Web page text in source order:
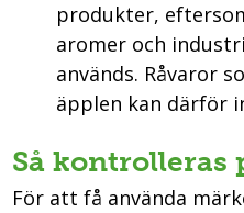
produkter,
aromer och
används. Råvaror
äpplen kan därför
Så kontrolleras
För att få använda